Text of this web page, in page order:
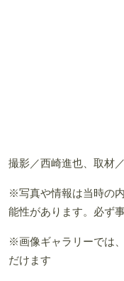
撮影／西崎進也、取材
※写真や情報は当時の
能性があります。必ず
※画像ギャラリーでは
だけます